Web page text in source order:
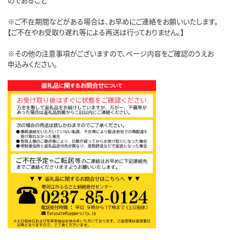
※ご不在期間などがある場合は、お早めにご連絡をお願いいたします。
【ご不在やお受取り遅れ等による再送は行っておりません。】
※その他の注意事項がございますので、ページ内容をご確認のうえお
申込みください。